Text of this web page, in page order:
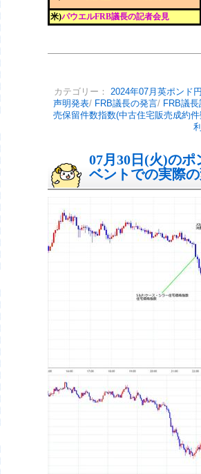
米)パウエルFRB議長の記者会見
カテゴリー： 2024年07月英ポンド
声明発表/ FRB議長の発言/ FRB議
売保留件数指数(中古住宅販売成約
07月30日(火)の
ベントでの実際